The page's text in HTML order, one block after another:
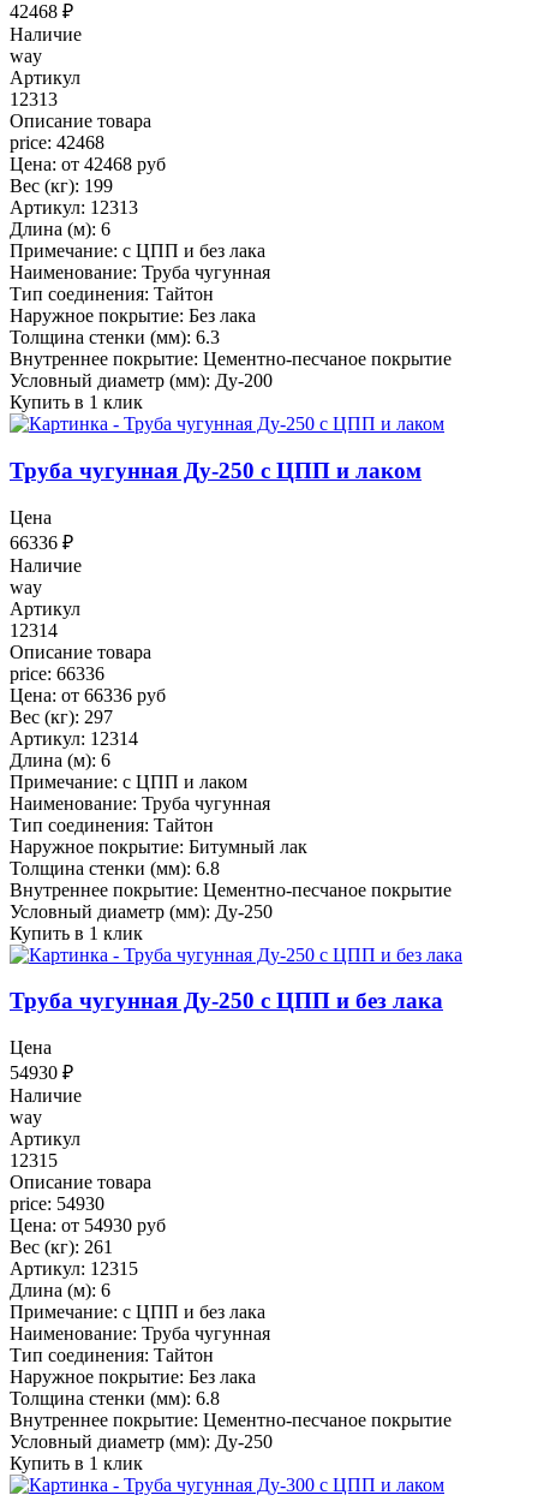
42468 ₽
Наличие
way
Артикул
12313
Описание товара
price: 42468
Цена: от 42468 руб
Вес (кг): 199
Артикул: 12313
Длина (м): 6
Примечание: с ЦПП и без лака
Наименование: Труба чугунная
Тип соединения: Тайтон
Наружное покрытие: Без лака
Толщина стенки (мм): 6.3
Внутреннее покрытие: Цементно-песчаное покрытие
Условный диаметр (мм): Ду-200
Купить в 1 клик
Труба чугунная Ду-250 с ЦПП и лаком
Цена
66336 ₽
Наличие
way
Артикул
12314
Описание товара
price: 66336
Цена: от 66336 руб
Вес (кг): 297
Артикул: 12314
Длина (м): 6
Примечание: с ЦПП и лаком
Наименование: Труба чугунная
Тип соединения: Тайтон
Наружное покрытие: Битумный лак
Толщина стенки (мм): 6.8
Внутреннее покрытие: Цементно-песчаное покрытие
Условный диаметр (мм): Ду-250
Купить в 1 клик
Труба чугунная Ду-250 с ЦПП и без лака
Цена
54930 ₽
Наличие
way
Артикул
12315
Описание товара
price: 54930
Цена: от 54930 руб
Вес (кг): 261
Артикул: 12315
Длина (м): 6
Примечание: с ЦПП и без лака
Наименование: Труба чугунная
Тип соединения: Тайтон
Наружное покрытие: Без лака
Толщина стенки (мм): 6.8
Внутреннее покрытие: Цементно-песчаное покрытие
Условный диаметр (мм): Ду-250
Купить в 1 клик